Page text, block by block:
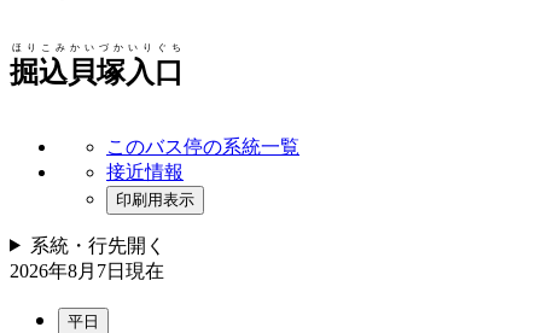
掘込貝塚入口
ほりこみかいづかいりぐち
このバス停の系統一覧
接近情報
印刷用表示
系統・行先開く
2026年8月7日 現在
平日